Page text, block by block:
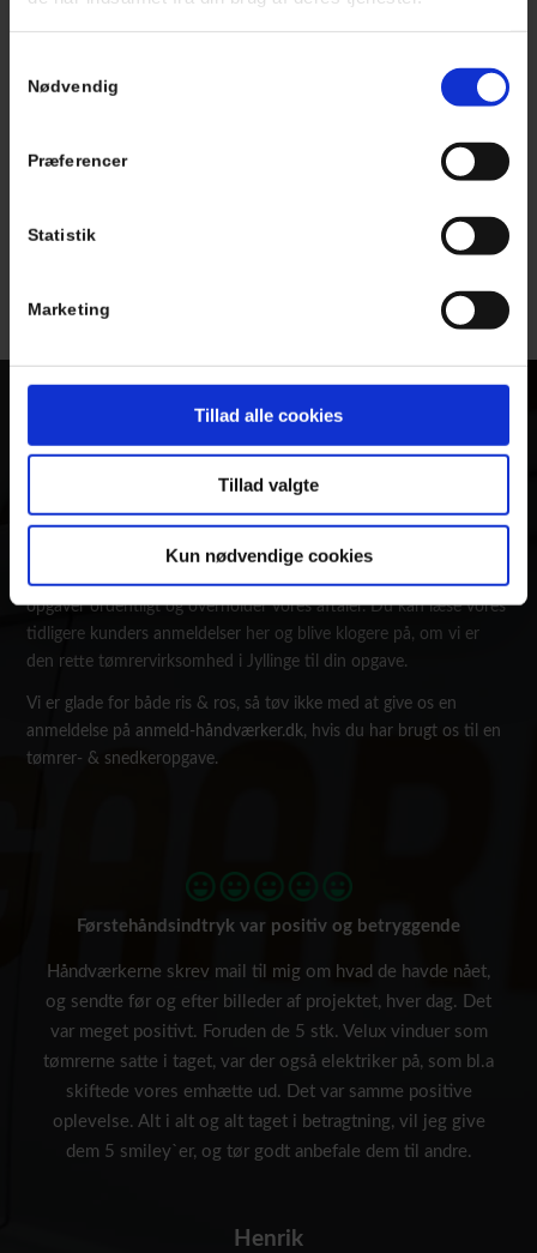
Nødvendig
Præferencer
Statistik
Marketing
Tillad alle cookies
Tillad valgte
Kun nødvendige cookies
VI LEVER AF TILFREDSE
Vi lever af glade & tilfredse kunder. Derfor er vi en del af anmeld-
håndværker.dk. Det sikrer dig som kunde, at vi løser vores
opgaver ordentligt og overholder vores aftaler. Du kan læse vores
tidligere kunders anmeldelser her og blive klogere på, om vi er
den rette tømrervirksomhed i Jyllinge til din opgave.
Vi er glade for både ris & ros, så tøv ikke med at give os en
anmeldelse påanmeld-håndværker.dk, hvis du har brugt os til en
tømrer- & snedkeropgave.
Førstehåndsindtryk var positiv og betryggende
Håndværkerne skrev mail til mig om hvad de havde nået,
og sendte før og efter billeder af projektet, hver dag. Det
var meget positivt. Foruden de 5 stk. Velux vinduer som
tømrerne satte i taget, var der også elektriker på, som bl.a
skiftede vores emhætte ud. Det var samme positive
oplevelse. Alt i alt og alt taget i betragtning, vil jeg give
dem 5 smiley`er, og tør godt anbefale dem til andre.
Henrik